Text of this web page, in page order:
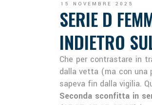
15 NOVEMBRE 2025
SERIE D
INDIETRO
Che per contrastare in
dalla vetta (ma con una
sapeva fin dalla vigilia.
Seconda sconfitta in